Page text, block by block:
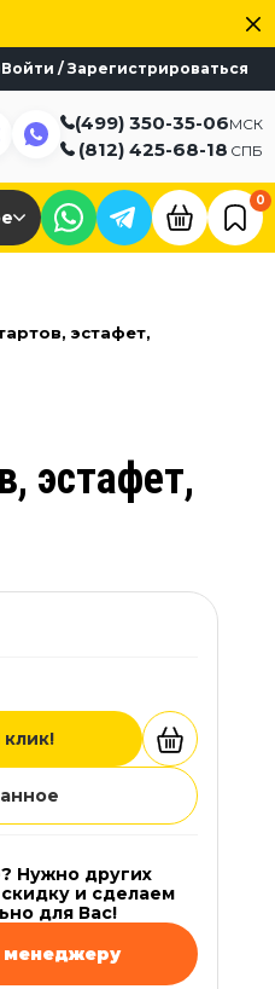
Войти / Зарегистрироваться
(499) 350-35-06МСК
(812) 425-68-18 СПБ
0
эстафет,
эстафет,
клик!
Нужно других
и сделаем
для Вас!
менеджеру